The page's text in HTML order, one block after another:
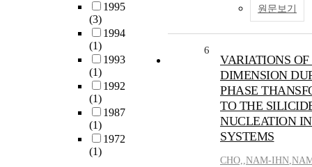
1995
(3)
1994
(1)
1993
(1)
1992
(1)
1987
(1)
1972
(1)
원문보기
6
VARIATIONS
DIMENSION
PHASE
TO THE
NUCLEATION
SYSTEMS
CHO,,NAM-IHN,